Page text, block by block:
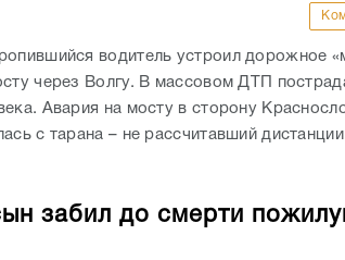
водитель устроил дорожное
через Волгу. В массовом ДТП
Авария на мосту в сторону
с тарана – не рассчитавший
забил до смерти